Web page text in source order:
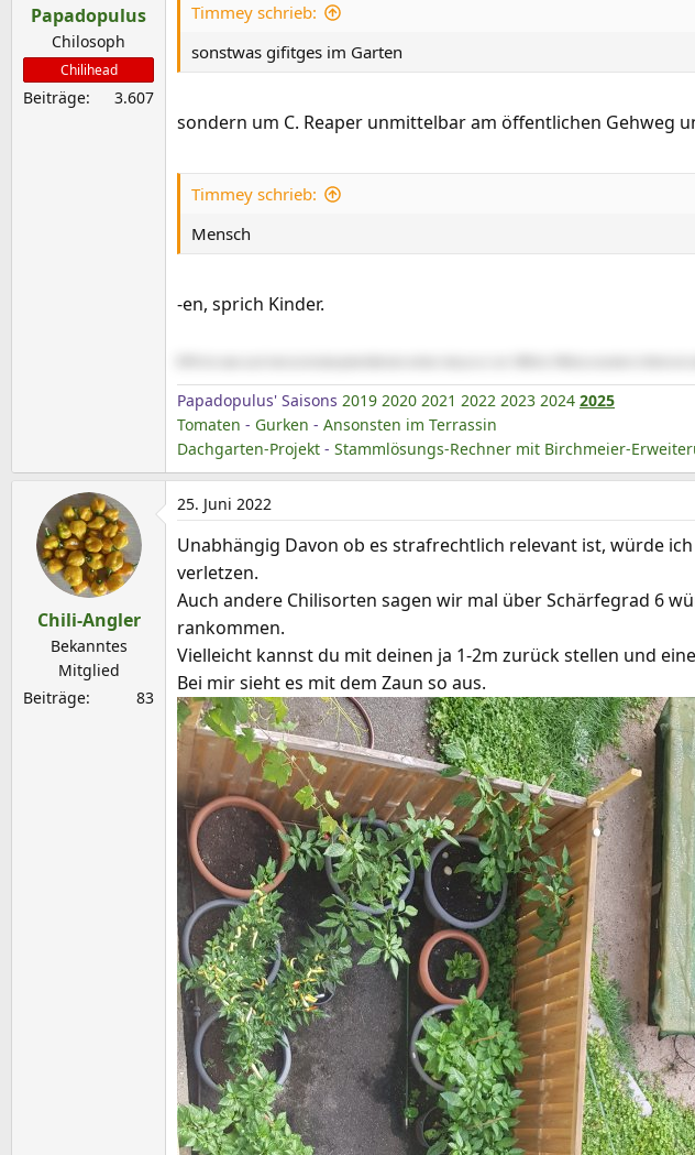
Papadopulus
Chilosoph
Chilihead
Beiträge 3.607
Timmey schrieb:
sonstwas gifitges im Garten
sondern um C. Reaper unmittelbar am öffentlichen Gehweg
Timmey schrieb:
Mensch
-en, sprich Kinder.
Papadopulus' Saisons 2019 2020 2021 2022 2023 2024 2025
Tomaten - Gurken - Ansonsten im Terrassin
Dachgarten-Projekt - Stammlösungs-Rechner mit Birchmeier-
Chili-Angler
Bekanntes
Mitglied
Beiträge
83
25. Juni 2022
Unabhängig Davon ob es strafrechtlich relevant ist, würde
verletzen.
Auch andere Chilisorten sagen wir mal über Schärfegrad 6
rankommen.
Vielleicht kannst du mit deinen ja 1-2m zurück stellen und
Bei mir sieht es mit dem Zaun so aus.